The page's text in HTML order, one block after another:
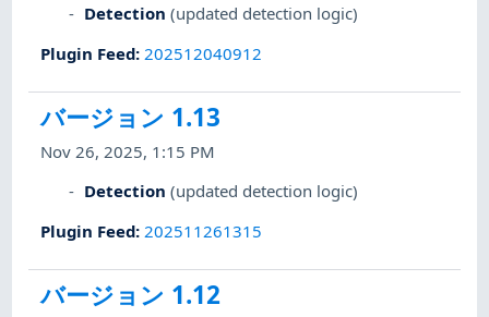
Detection (updated detection logic)
Plugin Feed: 202512040912
バージョン 1.13
Nov 26, 2025, 1:15 PM
Detection (updated detection logic)
Plugin Feed: 202511261315
バージョン 1.12